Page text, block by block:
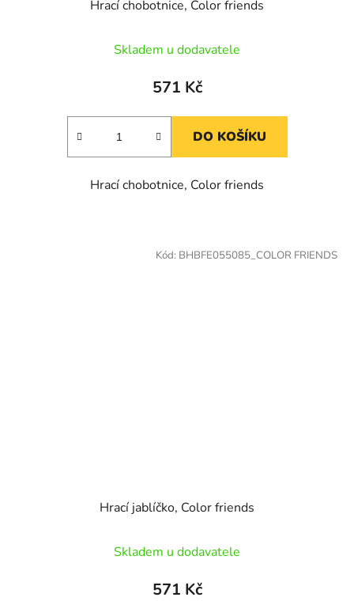
Hrací chobotnice, Color friends
Skladem u dodavatele
571 Kč
DO KOŠÍKU
Hrací chobotnice, Color friends
Hrací jablíčko, Color friends
Skladem u dodavatele
571 Kč
Kód: BHBFE055085_COLOR FRIENDS